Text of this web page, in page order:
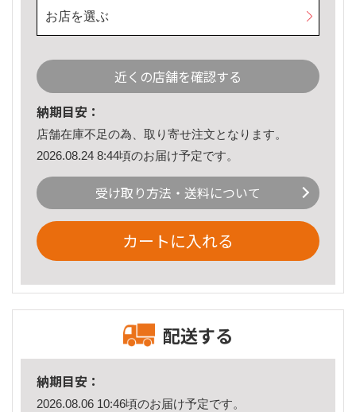
お店を選ぶ
近くの店舗を確認する
納期目安：
店舗在庫不足の為、取り寄せ注文となります。
2026.08.24 8:44頃のお届け予定です。
受け取り方法・送料について
カートに入れる
配送する
納期目安：
2026.08.06 10:46頃のお届け予定です。